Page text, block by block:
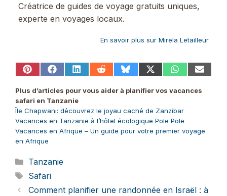
Créatrice de guides de voyage gratuits uniques,
experte en voyages locaux.
En savoir plus sur Mirela Letailleur
Share
Pinterest
Share
Facebook
Share
LinkedIn
Share
Reddit
Share
Bluesky
Share
X
(Twitter)
Share
WhatsApp
Share
Email
Plus d’articles pour vous aider à planifier vos vacances
safari en Tanzanie
Île Chapwani: découvrez le joyau caché de Zanzibar
Vacances en Tanzanie à l’hôtel écologique Pole Pole
Vacances en Afrique – Un guide pour votre premier voyage
en Afrique
Catégories
Tanzanie
Étiquettes
Safari
Comment planifier une randonnée en Israël : à